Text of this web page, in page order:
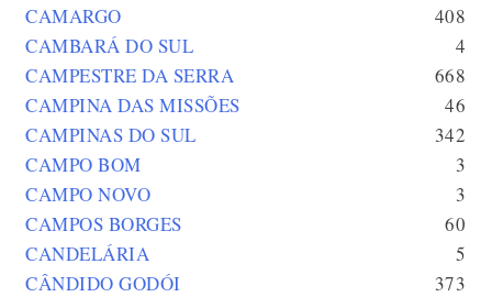
CAMARGO
408
CAMBARÁ DO SUL
4
CAMPESTRE DA SERRA
668
CAMPINA DAS MISSÕES
46
CAMPINAS DO SUL
342
CAMPO BOM
3
CAMPO NOVO
3
CAMPOS BORGES
60
CANDELÁRIA
5
CÂNDIDO GODÓI
373